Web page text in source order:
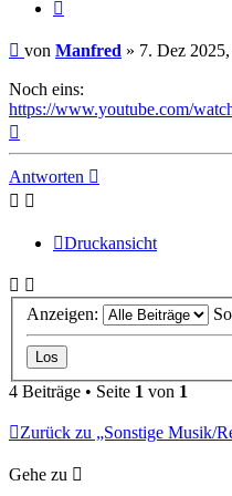
Beitrag
von Manfred » 7. Dez
Noch eins:
https://www.youtube.com/
Antworten
Druckansicht
Anzeigen:
4 Beiträge • Seite 1 von 1
Zurück zu „Sonstige Musik/
Gehe zu